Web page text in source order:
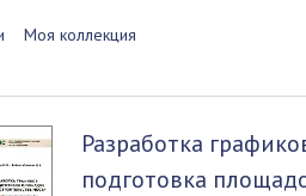
Моя коллекция
Разработка
подготовка